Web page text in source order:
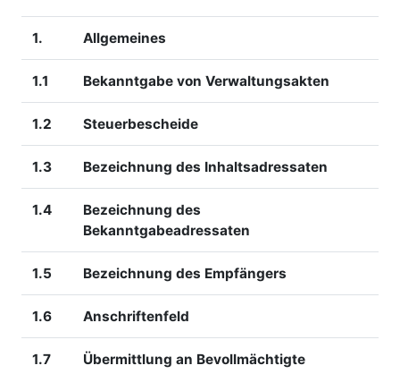
1. Allgemeines
1.1 Bekanntgabe von Verwaltungsakten
1.2 Steuerbescheide
1.3 Bezeichnung des Inhaltsadressaten
1.4
Bezeichnung des
Bekanntgabeadressaten
1.5 Bezeichnung des Empfängers
1.6 Anschriftenfeld
1.7 Übermittlung an Bevollmächtigte